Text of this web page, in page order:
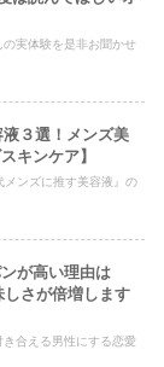
実体験を是非お聞かせ
液３選！メンズ美
キンケア】
ンズに推す美容液』の
が高い理由は
さが倍増します
合える男性にする恋愛